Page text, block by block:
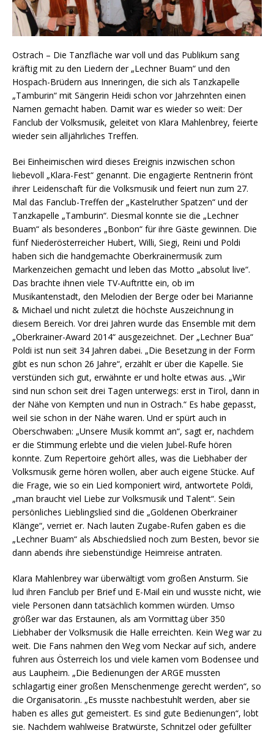
Ostrach – Die Tanzfläche war voll und das Publikum sang
kräftig mit zu den Liedern der „Lechner Buam“ und den
Hospach-Brüdern aus Inneringen, die sich als Tanzkapelle
„Tamburin“ mit Sängerin Heidi schon vor Jahrzehnten einen
Namen gemacht haben. Damit war es wieder so weit: Der
Fanclub der Volksmusik, geleitet von Klara Mahlenbrey, feierte
wieder sein alljährliches Treffen.
Bei Einheimischen wird dieses Ereignis inzwischen schon
liebevoll „Klara-Fest“ genannt. Die engagierte Rentnerin frönt
ihrer Leidenschaft für die Volksmusik und feiert nun zum 27.
Mal das Fanclub-Treffen der „Kastelruther Spatzen“ und der
Tanzkapelle „Tamburin“. Diesmal konnte sie die „Lechner
Buam“ als besonderes „Bonbon“ für ihre Gäste gewinnen. Die
fünf Niederösterreicher Hubert, Willi, Siegi, Reini und Poldi
haben sich die handgemachte Oberkrainermusik zum
Markenzeichen gemacht und leben das Motto „absolut live“.
Das brachte ihnen viele TV-Auftritte ein, ob im
Musikantenstadt, den Melodien der Berge oder bei Marianne
& Michael und nicht zuletzt die höchste Auszeichnung in
diesem Bereich. Vor drei Jahren wurde das Ensemble mit dem
„Oberkrainer-Award 2014“ ausgezeichnet. Der „Lechner Bua“
Poldi ist nun seit 34 Jahren dabei. „Die Besetzung in der Form
gibt es nun schon 26 Jahre“, erzählt er über die Kapelle. Sie
verstünden sich gut, erwähnte er und holte etwas aus. „Wir
sind nun schon seit drei Tagen unterwegs: erst in Tirol, dann in
der Nähe von Kempten und nun in Ostrach.“ Es habe gepasst,
weil sie schon in der Nähe waren. Und er spürt auch in
Oberschwaben: „Unsere Musik kommt an“, sagt er, nachdem
er die Stimmung erlebte und die vielen Jubel-Rufe hören
konnte. Zum Repertoire gehört alles, was die Liebhaber der
Volksmusik gerne hören wollen, aber auch eigene Stücke. Auf
die Frage, wie so ein Lied komponiert wird, antwortete Poldi,
„man braucht viel Liebe zur Volksmusik und Talent“. Sein
persönliches Lieblingslied sind die „Goldenen Oberkrainer
Klänge“, verriet er. Nach lauten Zugabe-Rufen gaben es die
„Lechner Buam“ als Abschiedslied noch zum Besten, bevor sie
dann abends ihre siebenstündige Heimreise antraten.
Klara Mahlenbrey war überwältigt vom großen Ansturm. Sie
lud ihren Fanclub per Brief und E-Mail ein und wusste nicht, wie
viele Personen dann tatsächlich kommen würden. Umso
größer war das Erstaunen, als am Vormittag über 350
Liebhaber der Volksmusik die Halle erreichten. Kein Weg war zu
weit. Die Fans nahmen den Weg vom Neckar auf sich, andere
fuhren aus Österreich los und viele kamen vom Bodensee und
aus Laupheim. „Die Bedienungen der ARGE mussten
schlagartig einer großen Menschenmenge gerecht werden“, so
die Organisatorin. „Es musste nachbestuhlt werden, aber sie
haben es alles gut gemeistert. Es sind gute Bedienungen“, lobt
sie. Nachdem wahlweise Bratwürste, Schnitzel oder gefüllter